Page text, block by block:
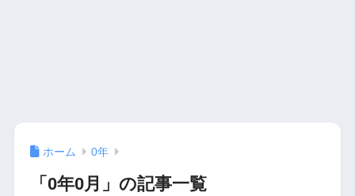
ホーム 0年
「0年0月」の記事一覧